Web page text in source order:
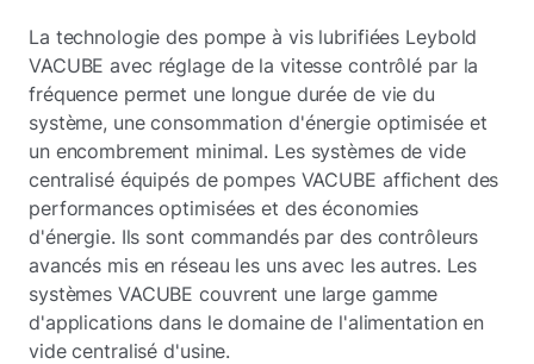
La technologie des pompe à vis lubrifiées Leybold
VACUBE avec réglage de la vitesse contrôlé par la
fréquence permet une longue durée de vie du
système, une consommation d'énergie optimisée et
un encombrement minimal. Les systèmes de vide
centralisé équipés de pompes VACUBE affichent des
performances optimisées et des économies
d'énergie. Ils sont commandés par des contrôleurs
avancés mis en réseau les uns avec les autres. Les
systèmes VACUBE couvrent une large gamme
d'applications dans le domaine de l'alimentation en
vide centralisé d'usine.